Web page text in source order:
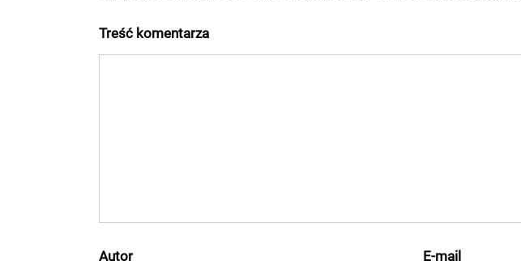
Treść komentarza
Autor E-mail